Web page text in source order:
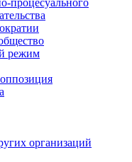
процесуального
режим
организаций